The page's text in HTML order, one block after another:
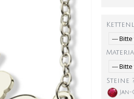
Steine